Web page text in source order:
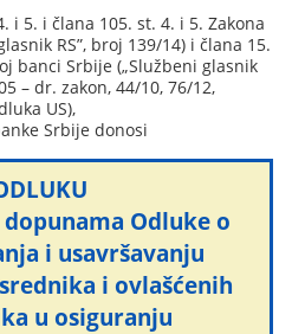
i 5. i člana 105. st. 4. i 5. Zakona
RS”, broj 139/14) i člana 15.
banci Srbije („Službeni glasnik
– dr. zakon, 44/10, 76/12,
US),
Srbije donosi
Odluke o
i usavršavanju
i ovlašćenih
u osiguranju